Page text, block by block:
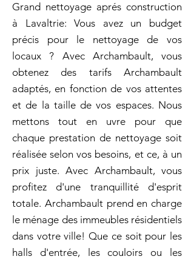
Grand nettoyage aprés construction
à Lavaltrie: Vous avez un budget
précis pour le nettoyage de vos
locaux ? Avec Archambault, vous
obtenez des tarifs Archambault
adaptés, en fonction de vos attentes
et de la taille de vos espaces. Nous
mettons tout en uvre pour que
chaque prestation de nettoyage soit
réalisée selon vos besoins, et ce, à un
prix juste. Avec Archambault, vous
profitez d'une tranquillité d'esprit
totale. Archambault prend en charge
le ménage des immeubles résidentiels
dans votre ville! Que ce soit pour les
halls d'entrée, les couloirs ou les